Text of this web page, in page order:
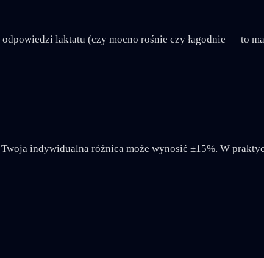
laktatu (czy mocno rośnie czy łagodnie — to
Twoja indywidualna różnica może wynosić ±15%. W